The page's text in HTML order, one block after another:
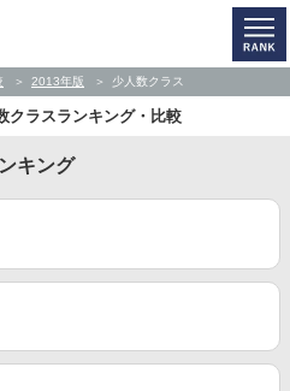
2013年版 少人数クラス
クラスランキング・比較
キング